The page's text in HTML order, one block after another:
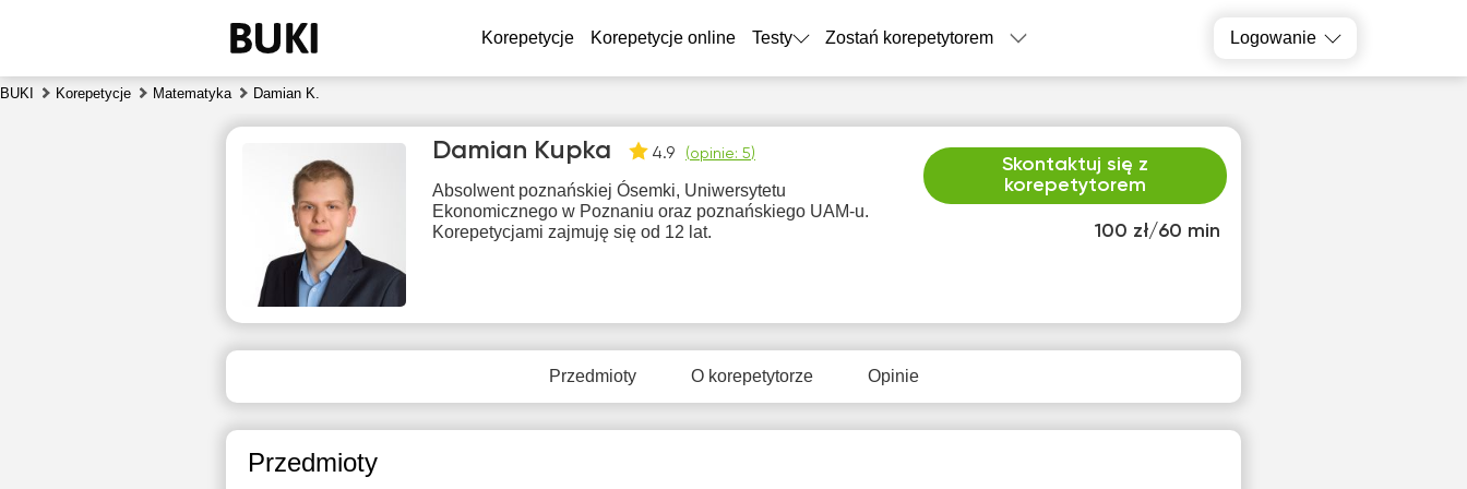
Korepetycje Korepetycje online Testy Zostań korepetytorem Logowanie
BUKI Korepetycje Matematyka Damian K.
100 zł/60 min
Skontaktuj się z
korepetytorem
Damian Kupka 4.9 (opinie: 5)
Absolwent poznańskiej Ósemki, Uniwersytetu
Ekonomicznego w Poznaniu oraz poznańskiego UAM-u.
Korepetycjami zajmuję się od 12 lat.
Przedmioty O korepetytorze Opinie
Przedmioty
czw
6
7
8
9
10
11
12
20:00
20:30
10:30
10:00
10:30
10:00
10:30
Brak
dostępnych
dostępnych
dostępnych